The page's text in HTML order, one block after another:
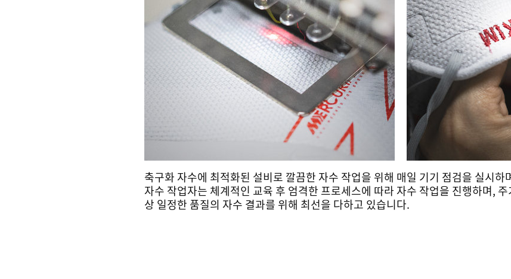
축구화 자수에 최적화된 설비로 깔끔한 자수 작업을 위해 매일 기기 점검을 실시
자수 작업자는 체계적인 교육 후 엄격한 프로세스에 따라 자수 작업을 진행하며,
상 일정한 품질의 자수 결과를 위해 최선을 다하고 있습니다.